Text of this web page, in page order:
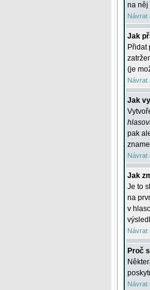
na něj
Návrat
Jak
Přidat
(je
Návrat
Jak
pak
Návrat
Jak
Je to
na
v
Návrat
Proč
Návrat